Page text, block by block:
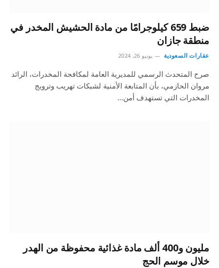
ضبط 659 كيلوجرامًا من مادة الحشيش المخدر في
منطقة جازان
عقارات السعودية يونيو 26, 2024
صرح المتحدث الرسمي للمديرية العامة لمكافحة المخدرات، الرائد
مروان الحازمي، بأن المتابعة الأمنية لشبكات تهريب وترويج
المخدرات التي تستهدف أمن…
مليون و400 ألف مادة غذائية محفوظة من الهدر
خلال موسم الحج